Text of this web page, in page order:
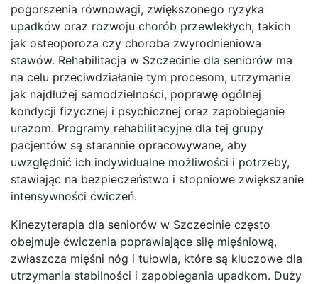
pogorszenia równowagi, zwiększonego ryzyka
upadków oraz rozwoju chorób przewlekłych, takich
jak osteoporoza czy choroba zwyrodnieniowa
stawów. Rehabilitacja w Szczecinie dla seniorów ma
na celu przeciwdziałanie tym procesom, utrzymanie
jak najdłużej samodzielności, poprawę ogólnej
kondycji fizycznej i psychicznej oraz zapobieganie
urazom. Programy rehabilitacyjne dla tej grupy
pacjentów są starannie opracowywane, aby
uwzględnić ich indywidualne możliwości i potrzeby,
stawiając na bezpieczeństwo i stopniowe zwiększanie
intensywności ćwiczeń.
Kinezyterapia dla seniorów w Szczecinie często
obejmuje ćwiczenia poprawiające siłę mięśniową,
zwłaszcza mięśni nóg i tułowia, które są kluczowe dla
utrzymania stabilności i zapobiegania upadkom. Duży